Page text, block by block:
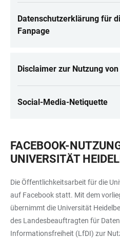
Datenschutzerklärung für
Fanpage
Disclaimer zur Nutzung
Social-Media-Netiquette
FACEBOOK-
UNIVERSITÄT
Die Öffentlichkeitsarbeit für die
auf Facebook statt. Mit dem
übernimmt die Universität
des Landesbeauftragten für
Informationsfreiheit (LfDI) zur